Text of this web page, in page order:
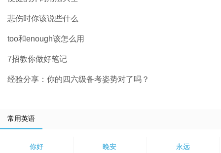
悲伤时你该说些什么
too和enough该怎么用
7招教你做好笔记
经验分享：你的四六级备考姿势对了吗？
常用英语
你好 晚安 永远